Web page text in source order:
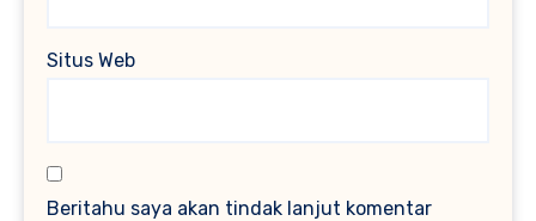
Situs Web
Beritahu saya akan tindak lanjut komentar